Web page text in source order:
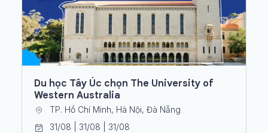
Du học Tây Úc chọn The University of
Western Australia
TP. Hồ Chí Minh, Hà Nội, Đà Nẵng
31/08 | 31/08 | 31/08